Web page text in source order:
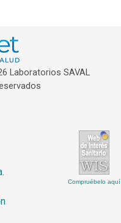
Laboratorios SAVAL
Compruébelo aquí